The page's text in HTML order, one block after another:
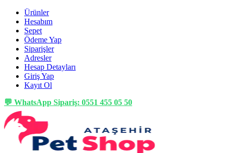
Ürünler
Hesabım
Sepet
Ödeme Yap
Siparişler
Adresler
Hesap Detayları
Giriş Yap
Kayıt Ol
💬 WhatsApp Sipariş: 0551 455 05 50